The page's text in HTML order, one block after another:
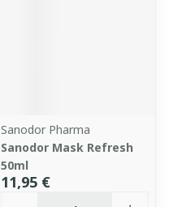
Sanodor Pharma
Sanodor Mask Refresh
50ml
11,95 €